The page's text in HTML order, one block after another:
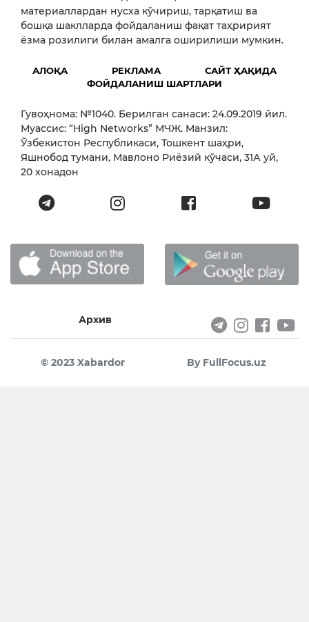
материаллардан нусха кўчириш, тарқатиш ва
бошқа шаклларда фойдаланиш фақат таҳририят
ёзма розилиги билан амалга оширилиши мумкин.
АЛОҚА РЕКЛАМА
САЙТ ҲАҚИДА
ФОЙДАЛАНИШ ШАРТЛАРИ
Гувоҳнома: №1040. Берилган санаси: 24.09.2019 йил.
Муассис: “High Networks” МЧЖ. Манзил:
Ўзбекистон Республикаси, Тошкент шаҳри,
Яшнобод тумани, Мавлоно Риёзий кўчаси, 31А уй,
20 хонадон
Архив
© 2023 Xabardor By FullFocus.uz